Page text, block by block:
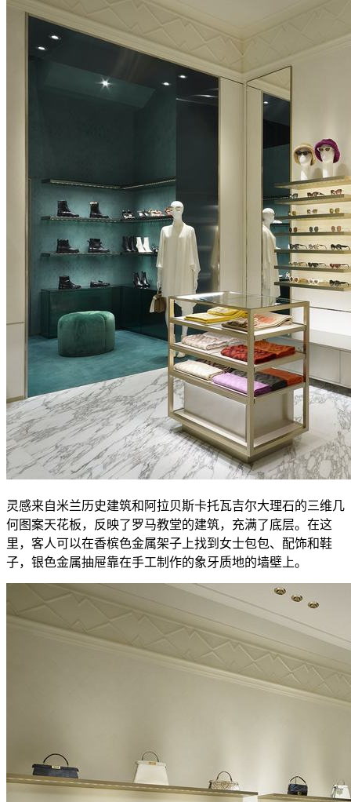
灵感来自米兰历史建筑和阿拉贝斯卡托瓦吉尔大理石的三维几
何图案天花板，反映了罗马教堂的建筑，充满了底层。在这
里，客人可以在香槟色金属架子上找到女士包包、配饰和鞋
子，银色金属抽屉靠在手工制作的象牙质地的墙壁上。